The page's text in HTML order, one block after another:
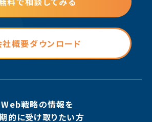
社概要ダウンロード
Web戦略の情報を
的に受け取りたい方